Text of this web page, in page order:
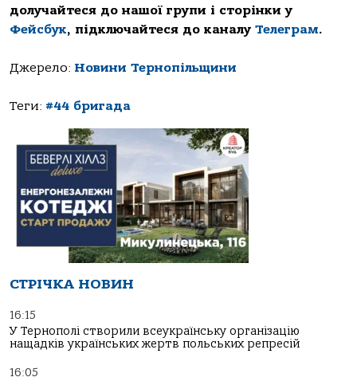
долучайтеся до нашої групи і сторінки у
Фейсбук, підключайтеся до каналу Телеграм.
Джерело: Новини Тернопільщини
Теги: #44 бригада
СТРІЧКА НОВИН
16:15
У Тернополі створили всеукраїнську організацію
нащадків українських жертв польських репресій
16:05